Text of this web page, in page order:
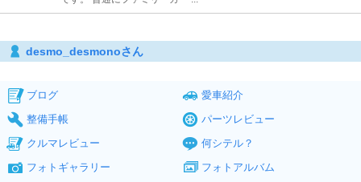
desmo_desmonoさん
ブログ
愛車紹介
整備手帳
パーツレビュー
クルマレビュー
何シテル？
フォトギャラリー
フォトアルバム